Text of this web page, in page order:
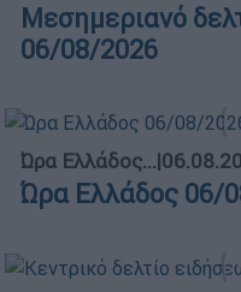
Μεσημεριανό
06/08/2026
Ώρα Ελλάδος...|
Ώρα Ελλάδος 06/